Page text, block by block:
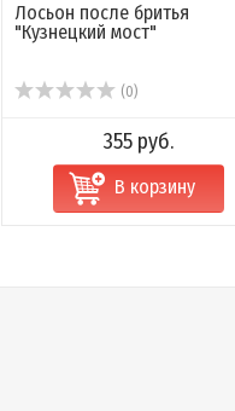
Лосьон после бритья
"Кузнецкий мост"
(0)
355 руб.
В корзину